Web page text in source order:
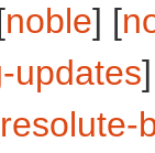
noble] [
updates
resolute-